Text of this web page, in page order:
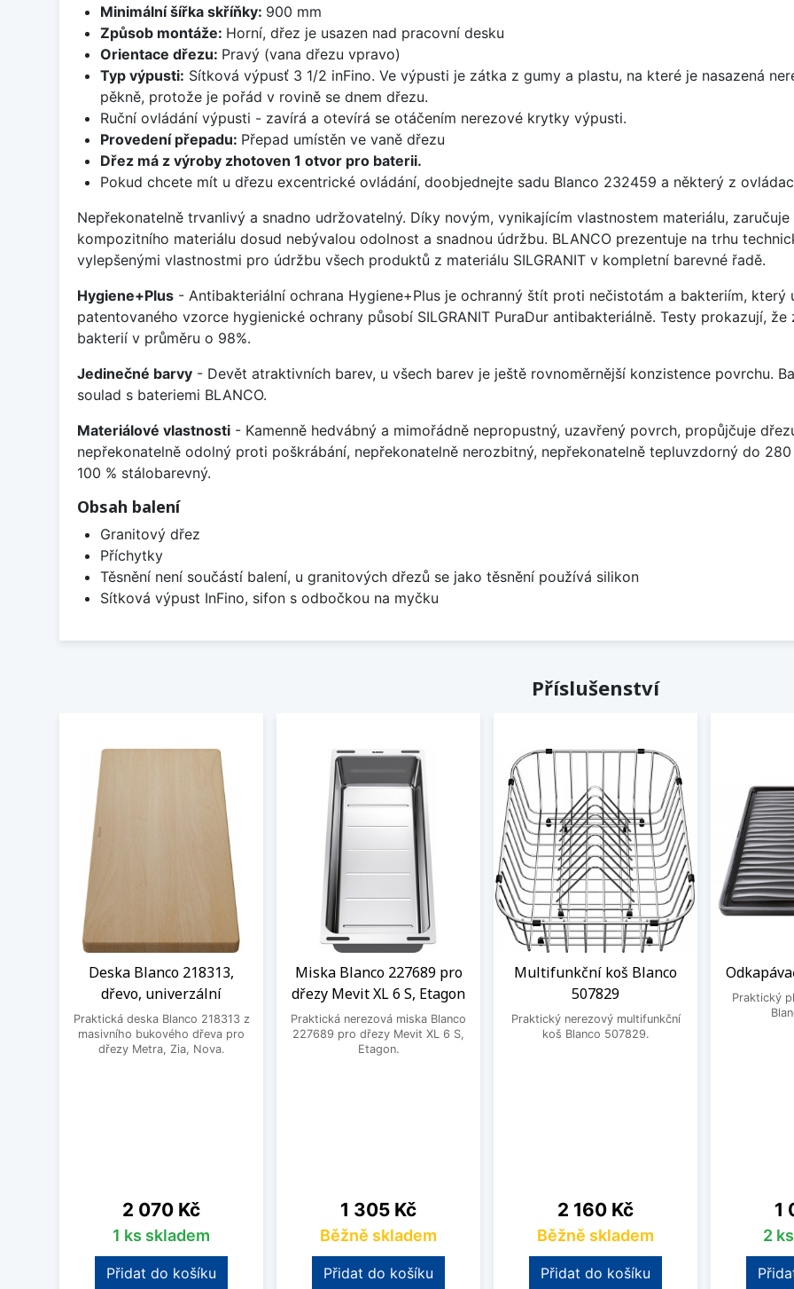
Minimální šířka skříňky: 900 mm
Způsob montáže: Horní, dřez je usazen nad pracovní desku
Orientace dřezu: Pravý (vana dřezu vpravo)
Typ výpusti: Sítková výpusť 3 1/2 inFino. Ve výpusti je zátka z gumy a plastu, na které je nasazená
pěkně, protože je pořád v rovině se dnem dřezu.
Ruční ovládání výpusti - zavírá a otevírá se otáčením nerezové krytky výpusti.
Provedení přepadu: Přepad umístěn ve vaně dřezu
Dřez má z výroby zhotoven 1 otvor pro baterii.
Pokud chcete mít u dřezu excentrické ovládání, doobjednejte sadu Blanco 232459 a některý z
Nepřekonatelně trvanlivý a snadno udržovatelný. Díky novým, vynikajícím vlastnostem materiálu, zaručuje
kompozitního materiálu dosud nebývalou odolnost a snadnou údržbu. BLANCO prezentuje na trhu
vylepšenými vlastnostmi pro údržbu všech produktů z materiálu SILGRANIT v kompletní barevné řadě.
Hygiene+Plus - Antibakteriální ochrana Hygiene+Plus je ochranný štít proti nečistotám a bakteriím, který
patentovaného vzorce hygienické ochrany působí SILGRANIT PuraDur antibakteriálně. Testy prokazují,
bakterií v průměru o 98%.
Jedinečné barvy - Devět atraktivních barev, u všech barev je ještě rovnoměrnější konzistence povrchu.
soulad s bateriemi BLANCO.
Materiálové vlastnosti - Kamenně hedvábný a mimořádně nepropustný, uzavřený povrch, propůjčuje
nepřekonatelně odolný proti poškrábání, nepřekonatelně nerozbitný, nepřekonatelně tepluvzdorný do
100 % stálobarevný.
Obsah balení
Granitový dřez
Příchytky
Těsnění není součástí balení, u granitových dřezů se jako těsnění používá silikon
Sítková výpust InFino, sifon s odbočkou na myčku
Příslušenství
Deska Blanco 218313,
dřevo, univerzální
Praktická deska Blanco 218313 z
masivního bukového dřeva pro
dřezy Metra, Zia, Nova.
Cena
2 070 Kč
1 ks skladem
Přidat do košíku
Miska Blanco 227689 pro
dřezy Mevit XL 6 S, Etagon
Praktická nerezová miska Blanco
227689 pro dřezy Mevit XL 6 S,
Etagon.
Cena
1 305 Kč
Běžně skladem
Přidat do košíku
Multifunkční koš Blanco
507829
Praktický nerezový multifunkční
koš Blanco 507829.
Cena
2 160 Kč
Běžně skladem
Přidat do košíku
Praktický
1
2